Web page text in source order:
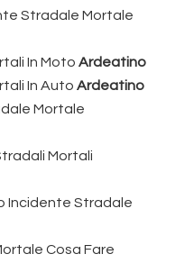
Stradale Mortale
In MotoArdeatino
In AutoArdeatino
Mortale
Mortali
Incidente Stradale
Cosa Fare